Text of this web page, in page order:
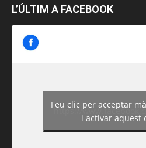
L’ÚLTIM A FACEBOOK
https://
Feu clic per acceptar
i activar aquest